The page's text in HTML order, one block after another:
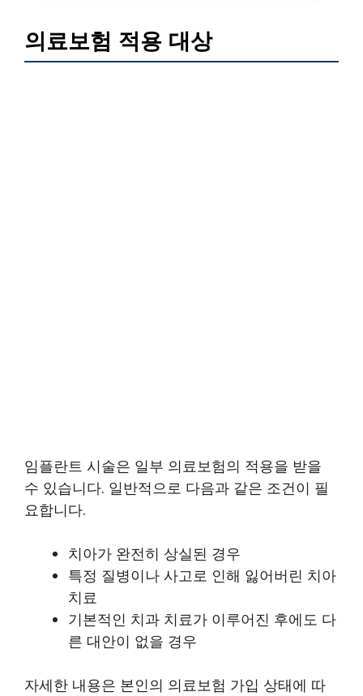
의료보험 적용 대상
임플란트 시술은 일부 의료보험의 적용을 받을
수 있습니다. 일반적으로 다음과 같은 조건이 필
요합니다.
치아가 완전히 상실된 경우
특정 질병이나 사고로 인해 잃어버린 치아
치료
기본적인 치과 치료가 이루어진 후에도 다
른 대안이 없을 경우
자세한 내용은 본인의 의료보험 가입 상태에 따